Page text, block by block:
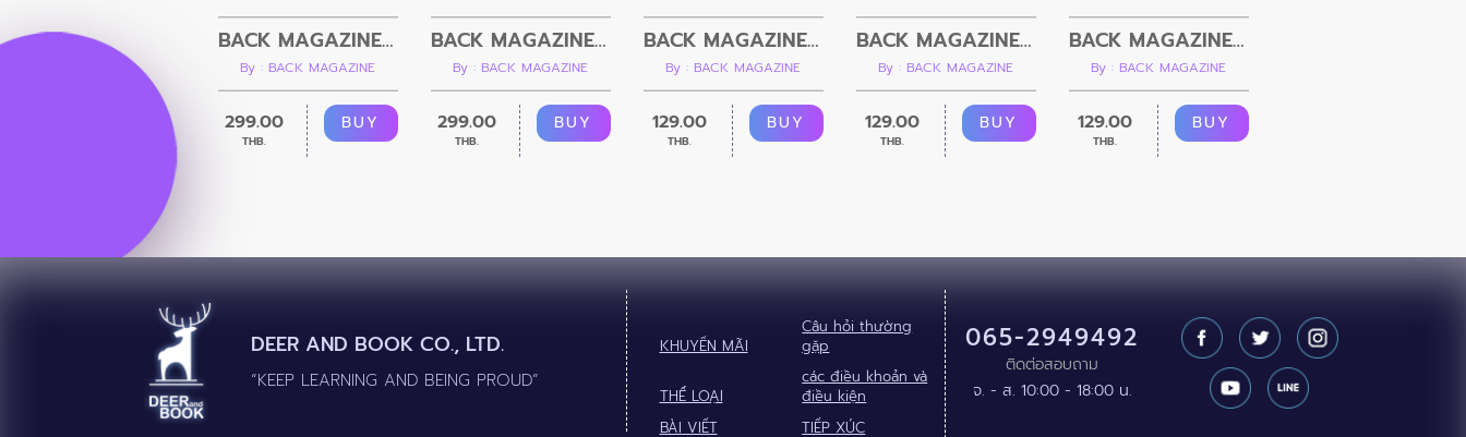
BACK MAGAZINE Issue 5
By : BACK MAGAZINE
299.00
THB.
BUY
BACK MAGAZINE Issue 4 - RAW
By : BACK MAGAZINE
299.00
THB.
BUY
BACK MAGAZINE Issue 3
By : BACK MAGAZINE
129.00
THB.
BUY
BACK MAGAZINE Issue 2
By : BACK MAGAZINE
129.00
THB.
BUY
BACK MAGAZINE Issue 1
By : BACK MAGAZINE
129.00
THB.
BUY
DEER AND BOOK CO., LTD.
“KEEP LEARNING AND BEING PROUD”
KHUYẾN MÃI
Câu hỏi thường
gặp
THỂ LOẠI
các điều khoản và
điều kiện
BÀI VIẾT
TIẾP XÚC
065-2949492
ติดต่อสอบถาม
จ. - ส. 10:00 - 18:00 น.